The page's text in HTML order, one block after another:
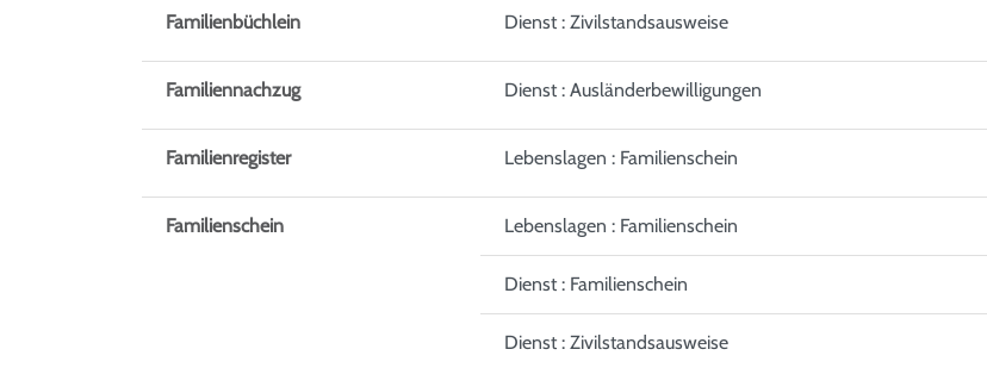
Familienbüchlein Dienst : Zivilstandsausweise
Familiennachzug Dienst : Ausländerbewilligungen
Familienregister Lebenslagen : Familienschein
Familienschein Lebenslagen : Familienschein
Dienst : Familienschein
Dienst : Zivilstandsausweise